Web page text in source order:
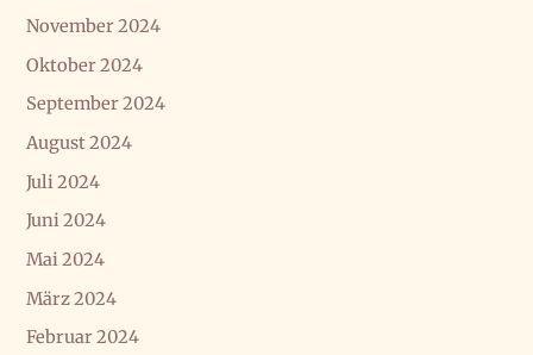
November 2024
Oktober 2024
September 2024
August 2024
Juli 2024
Juni 2024
Mai 2024
März 2024
Februar 2024